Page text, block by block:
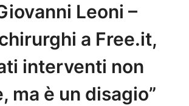
Leoni –
a Free.it,
interventi non
ma è un disagio”